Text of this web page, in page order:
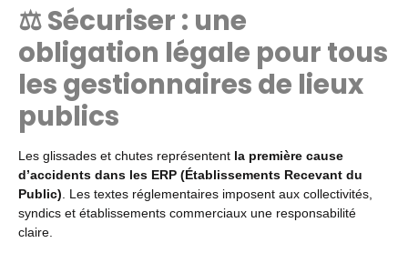
⚖️ Sécuriser : une
obligation légale pour tous
les gestionnaires de lieux
publics
Les glissades et chutes représentent la première cause
d’accidents dans les ERP (Établissements Recevant du
Public) . Les textes réglementaires imposent aux collectivités,
syndics et établissements commerciaux une responsabilité
claire.